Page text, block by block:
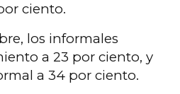
ciento.
los informales
a 23 por ciento, y
a 34 por ciento.